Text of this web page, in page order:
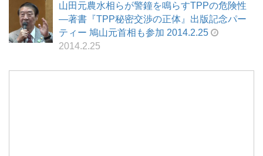
山田元農水相らが警鐘を鳴らすTPPの危険性
―著書『TPP秘密交渉の正体』出版記念パー
ティー 鳩山元首相も参加 2014.2.25
2014.2.25